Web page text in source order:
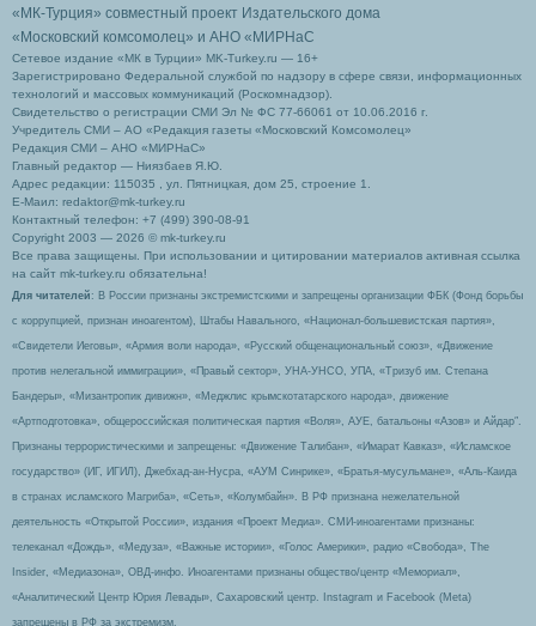
«МК-Турция» совместный проект Издательского дома
«Московский комсомолец» и АНО «МИРНаС
Сетевое издание «МК в Турции» MK-Turkey.ru — 16+
Зарегистрировано Федеральной службой по надзору в сфере связи, информационных
технологий и массовых коммуникаций (Роскомнадзор).
Свидетельство о регистрации СМИ Эл № ФС 77-66061 от 10.06.2016 г.
Учредитель СМИ – АО «Редакция газеты «Московский Комсомолец»
Редакция СМИ – АНО «МИРНаС»
Главный редактор — Ниязбаев Я.Ю.
Адрес редакции: 115035 , ул. Пятницкая, дом 25, строение 1.
Е-Маил: redaktor@mk-turkey.ru
Контактный телефон: +7 (499) 390-08-91
Copyright 2003 — 2026 © mk-turkey.ru
Все права защищены. При использовании и цитировании материалов активная ссылка
на сайт mk-turkey.ru обязательна!
Для читателей : В России признаны экстремистскими и запрещены организации ФБК (Фонд борьбы
с коррупцией, признан иноагентом), Штабы Навального, «Национал-большевистская партия»,
«Свидетели Иеговы», «Армия воли народа», «Русский общенациональный союз», «Движение
против нелегальной иммиграции», «Правый сектор», УНА-УНСО, УПА, «Тризуб им. Степана
Бандеры», «Мизантропик дивижн», «Меджлис крымскотатарского народа», движение
«Артподготовка», общероссийская политическая партия «Воля», АУЕ, батальоны «Азов» и Айдар″.
Признаны террористическими и запрещены: «Движение Талибан», «Имарат Кавказ», «Исламское
государство» (ИГ, ИГИЛ), Джебхад-ан-Нусра, «АУМ Синрике», «Братья-мусульмане», «Аль-Каида
в странах исламского Магриба», «Сеть», «Колумбайн». В РФ признана нежелательной
деятельность «Открытой России», издания «Проект Медиа». СМИ-иноагентами признаны:
телеканал «Дождь», «Медуза», «Важные истории», «Голос Америки», радио «Свобода», The
Insider, «Медиазона», ОВД-инфо. Иноагентами признаны общество/центр «Мемориал»,
«Аналитический Центр Юрия Левады», Сахаровский центр. Instagram и Facebook (Metа)
запрещены в РФ за экстремизм.